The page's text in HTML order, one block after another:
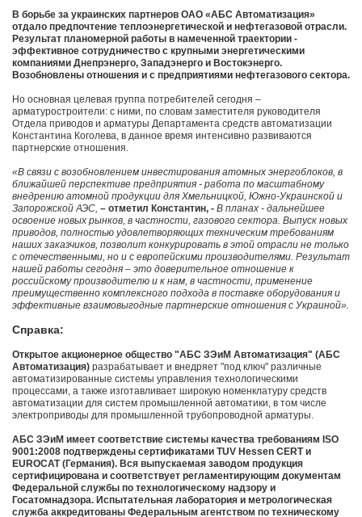
В борьбе за украинских партнеров ОАО «АБС Автоматизация»
отдало предпочтение теплоэнергетической и нефтегазовой отрасли.
Результат планомерной работы в намеченной траектории -
эффективное сотрудничество с крупными энергетическими
компаниями Днепрэнерго, Западэнерго и Востокэнерго.
Возобновлены отношения и с предприятиями нефтегазового сектора.
Но основная целевая группа потребителей сегодня –
арматуростроители: с ними, по словам заместителя руководителя
Отдела приводов и арматуры Департамента средств автоматизации
Константина Коголева, в данное время интенсивно развиваются
партнерские отношения.
«В связи с возобновлением инвестирования атомных энергоблоков, в
ближайшей перспективе предприятия - работа по масштабному
внедрению атомной продукции для Хмельницкой, Южно-Украинской и
Запорожской АЭС, – отметил Константин, - В планах - дальнейшее
освоение новых рынков, в частности, газового сектора. Выпуск новых
приводов, полностью удовлетворяющих техническим требованиям
наших заказчиков, позволит конкурировать в этой отрасли не только
с отечественными, но и с европейскими производителями. Результат
нашей работы сегодня – это доверительное отношение к
российскому производителю и к нам, в частности, применение
преимущественно комплексного подхода в поставке оборудования и
эффективные взаимовыгодные партнерские отношения с Украиной».
Справка:
Открытое акционерное общество "АБС ЗЭиМ Автоматизация" (АБС
Автоматизация) разрабатывает и внедряет "под ключ" различные
автоматизированные системы управления технологическими
процессами, а также изготавливает широкую номенклатуру средств
автоматизации для систем промышленной автоматики, в том числе
электроприводы для промышленной трубопроводной арматуры.
АБС ЗЭиМ имеет соответствие системы качества требованиям ISO
9001:2008 подтверждены сертификатами TUV Hessen CERT и
EUROCAT (Германия). Вся выпускаемая заводом продукция
сертифицирована и соответствует регламентирующим документам
Федеральной службы по технологическому надзору и
Госатомнадзора. Испытательная лаборатория и метрологическая
служба аккредитованы Федеральным агентством по техническому